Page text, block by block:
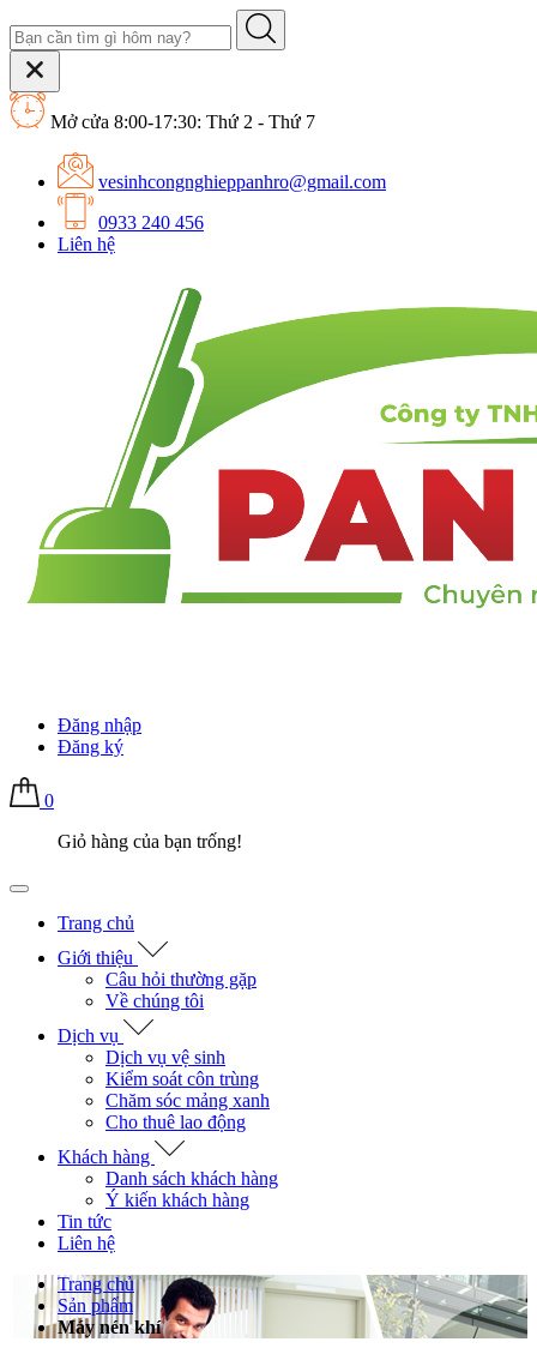
Mở cửa 8:00-17:30: Thứ 2 - Thứ 7
vesinhcongnghieppanhro@gmail.com
0933 240 456
Liên hệ
Đăng nhập
Đăng ký
0
Giỏ hàng của bạn trống!
Trang chủ
Giới thiệu
Câu hỏi thường gặp
Về chúng tôi
Dịch vụ
Dịch vụ vệ sinh
Kiểm soát côn trùng
Chăm sóc mảng xanh
Cho thuê lao động
Khách hàng
Danh sách khách hàng
Ý kiến khách hàng
Tin tức
Liên hệ
Trang chủ
Sản phẩm
Máy nén khí